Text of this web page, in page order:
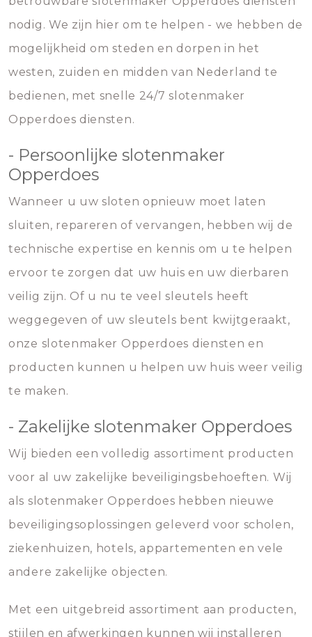
nodig. We zijn hier om te helpen - we hebben de
mogelijkheid om steden en dorpen in het
westen, zuiden en midden van Nederland te
bedienen, met snelle 24/7 slotenmaker
Opperdoes diensten.
- Persoonlijke slotenmaker
Opperdoes
Wanneer u uw sloten opnieuw moet laten
sluiten, repareren of vervangen, hebben wij de
technische expertise en kennis om u te helpen
ervoor te zorgen dat uw huis en uw dierbaren
veilig zijn. Of u nu te veel sleutels heeft
weggegeven of uw sleutels bent kwijtgeraakt,
onze slotenmaker Opperdoes diensten en
producten kunnen u helpen uw huis weer veilig
te maken.
- Zakelijke slotenmaker Opperdoes
Wij bieden een volledig assortiment producten
voor al uw zakelijke beveiligingsbehoeften. Wij
als slotenmaker Opperdoes hebben nieuwe
beveiligingsoplossingen geleverd voor scholen,
ziekenhuizen, hotels, appartementen en vele
andere zakelijke objecten.
Met een uitgebreid assortiment aan producten,
stijlen en afwerkingen kunnen wij installeren